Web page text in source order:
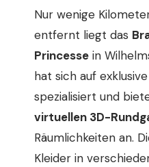
Nur wenige
entfernt liegt das
Princesse in
hat sich auf
spezialisiert und
virtuellen 3D-
Räumlichkeiten an.
Kleider in